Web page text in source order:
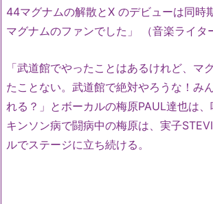
44マグナムの解散とX のデビューは同時
マグナムのファンでした」 （音楽ライタ
「武道館でやったことはあるけれど、マ
たことない。武道館で絶対やろうな！み
れる？」とボーカルの梅原PAUL達也は
キンソン病で闘病中の梅原は、実子
ルでステージに立ち続ける。